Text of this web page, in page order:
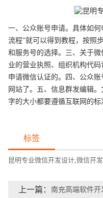
一、公众账号申请。具体如
流程”就可以得到教程，按照
和服务号的选择。三、关于
业的营业执照、组织机构代
申请微信认证的。四、公众
网站了。五、信息群发编辑
字的大小都要遵循互联网的标
标签
昆明专业微信开发设计,微信开发
上一篇： 南充高端软件开